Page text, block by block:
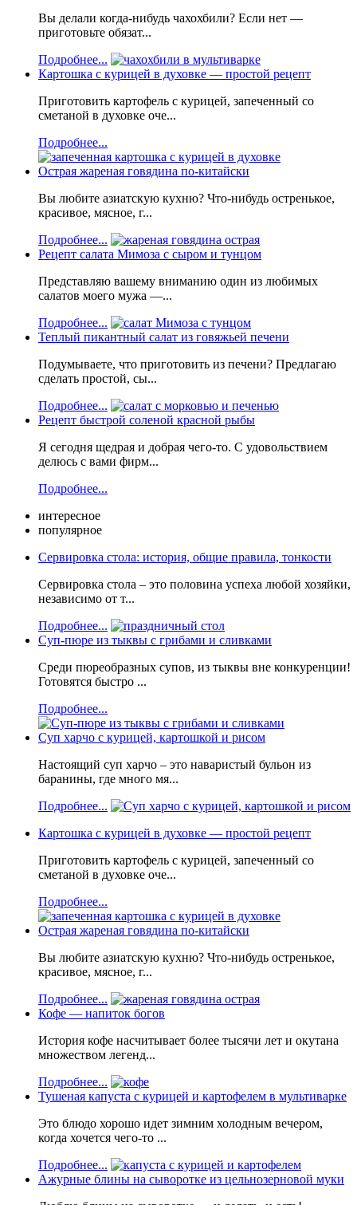
Вы делали когда-нибудь чахохбили? Если нет —
приготовьте обязат...
Подробнее...
Картошка с курицей в духовке — простой рецепт
Приготовить картофель с курицей, запеченный со
сметаной в духовке оче...
Подробнее...
Острая жареная говядина по-китайски
Вы любите азиатскую кухню? Что-нибудь остренькое,
красивое, мясное, г...
Подробнее...
Рецепт салата Мимоза с сыром и тунцом
Представляю вашему вниманию один из любимых
салатов моего мужа —...
Подробнее...
Теплый пикантный салат из говяжьей печени
Подумываете, что приготовить из печени? Предлагаю
сделать простой, сы...
Подробнее...
Рецепт быстрой соленой красной рыбы
Я сегодня щедрая и добрая чего-то. С удовольствием
делюсь с вами фирм...
Подробнее...
интересное
популярное
Сервировка стола: история, общие правила, тонкости
Сервировка стола – это половина успеха любой хозяйки,
независимо от т...
Подробнее...
Суп-пюре из тыквы с грибами и сливками
Среди пюреобразных супов, из тыквы вне конкуренции!
Готовятся быстро ...
Подробнее...
Суп харчо с курицей, картошкой и рисом
Настоящий суп харчо – это наваристый бульон из
баранины, где много мя...
Подробнее...
Картошка с курицей в духовке — простой рецепт
Приготовить картофель с курицей, запеченный со
сметаной в духовке оче...
Подробнее...
Острая жареная говядина по-китайски
Вы любите азиатскую кухню? Что-нибудь остренькое,
красивое, мясное, г...
Подробнее...
Кофе — напиток богов
История кофе насчитывает более тысячи лет и окутана
множеством легенд...
Подробнее...
Тушеная капуста с курицей и картофелем в мультиварке
Это блюдо хорошо идет зимним холодным вечером,
когда хочется чего-то ...
Подробнее...
Ажурные блины на сыворотке из цельнозерновой муки